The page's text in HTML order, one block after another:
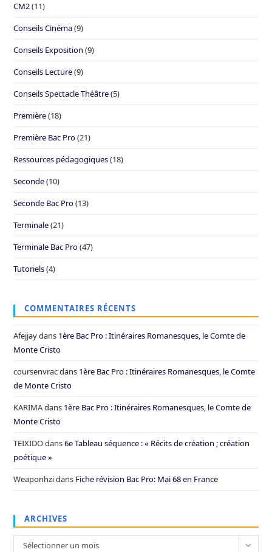
CM2(11)
Conseils Cinéma(9)
Conseils Exposition (9)
Conseils Lecture(9)
Conseils Spectacle Théâtre(5)
Première(18)
Première Bac Pro(21)
Ressources pédagogiques(18)
Seconde(10)
Seconde Bac Pro(13)
Terminale(21)
Terminale Bac Pro(47)
Tutoriels(4)
COMMENTAIRES RÉCENTS
Afejjaydans 1ère Bac Pro : Itinéraires Romanesques, le Comte de
Monte Cristo
coursenvracdans 1ère Bac Pro : Itinéraires Romanesques, le Comte
de Monte Cristo
KARIMAdans 1ère Bac Pro : Itinéraires Romanesques, le Comte de
Monte Cristo
TEIXIDOdans6e Tableau séquence : « Récits de création ; création
poétique »
Weaponhzidans Fiche révision Bac Pro: Mai 68 en France
ARCHIVES
Archives
Sélectionner un mois